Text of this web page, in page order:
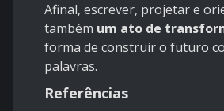
Afinal, escrever, projetar e
também um ato de
forma de construir o futuro
palavras.
Referências